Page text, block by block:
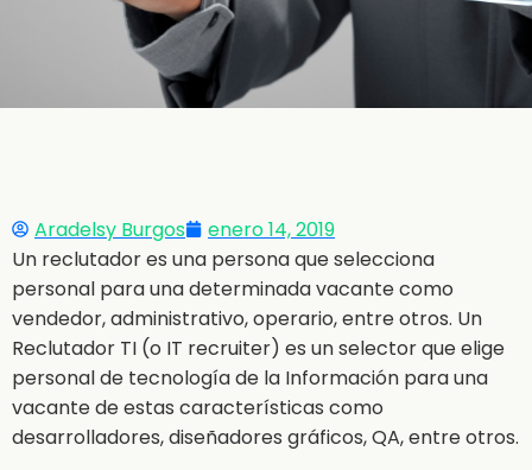
Aradelsy Burgos
enero 14, 2019
Un reclutador es una persona que selecciona
personal para una determinada vacante como
vendedor, administrativo, operario, entre otros. Un
Reclutador TI (o IT recruiter) es un selector que elige
personal de tecnología de la Información para una
vacante de estas características como
desarrolladores, diseñadores gráficos, QA, entre otros.